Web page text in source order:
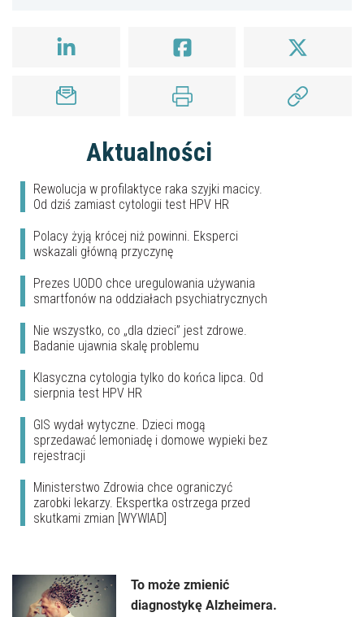
Aktualności
Rewolucja w profilaktyce raka szyjki macicy.
Od dziś zamiast cytologii test HPV HR
Polacy żyją krócej niż powinni. Eksperci
wskazali główną przyczynę
Prezes UODO chce uregulowania używania
smartfonów na oddziałach psychiatrycznych
Nie wszystko, co „dla dzieci” jest zdrowe.
Badanie ujawnia skalę problemu
Klasyczna cytologia tylko do końca lipca. Od
sierpnia test HPV HR
GIS wydał wytyczne. Dzieci mogą
sprzedawać lemoniadę i domowe wypieki bez
rejestracji
Ministerstwo Zdrowia chce ograniczyć
zarobki lekarzy. Ekspertka ostrzega przed
skutkami zmian [WYWIAD]
To może zmienić
diagnostykę Alzheimera.